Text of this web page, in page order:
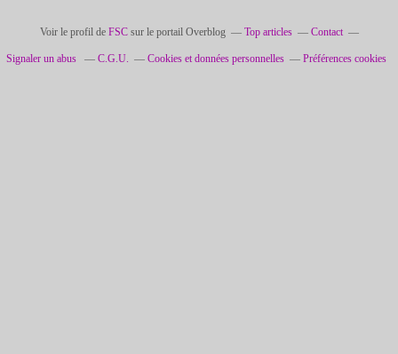
Voir le profil de FSCsur le portail Overblog Top articles Contact
Signaler un abus C.G.U. Cookies et données personnelles Préférences cookies